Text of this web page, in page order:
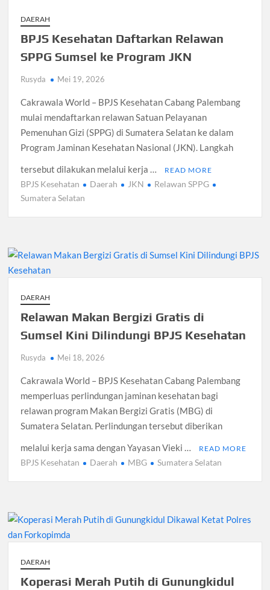
DAERAH
BPJS Kesehatan Daftarkan Relawan
SPPG Sumsel ke Program JKN
Rusyda Mei 19, 2026
Cakrawala World – BPJS Kesehatan Cabang Palembang
mulai mendaftarkan relawan Satuan Pelayanan
Pemenuhan Gizi (SPPG) di Sumatera Selatan ke dalam
Program Jaminan Kesehatan Nasional (JKN). Langkah
tersebut dilakukan melalui kerja …
READ MORE
BPJS Kesehatan Daerah JKN
Relawan SPPG
Sumatera Selatan
DAERAH
Relawan Makan Bergizi Gratis di
Sumsel Kini Dilindungi BPJS Kesehatan
Rusyda Mei 18, 2026
Cakrawala World – BPJS Kesehatan Cabang Palembang
memperluas perlindungan jaminan kesehatan bagi
relawan program Makan Bergizi Gratis (MBG) di
Sumatera Selatan. Perlindungan tersebut diberikan
melalui kerja sama dengan Yayasan Vieki …
READ MORE
BPJS Kesehatan Daerah MBG Sumatera Selatan
DAERAH
Koperasi Merah Putih di Gunungkidul